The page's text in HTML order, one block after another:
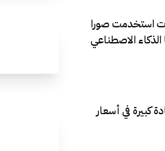
استخدمت صورا
الاصطناعي
في أسعار